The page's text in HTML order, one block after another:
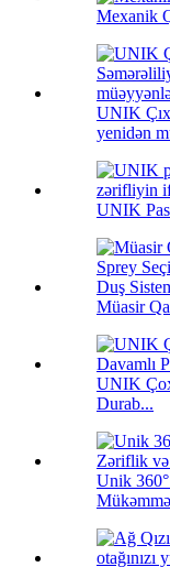
Mexanik
UNIK
yenidən
UNIK
Müasir
UNIK
Durab...
Unik